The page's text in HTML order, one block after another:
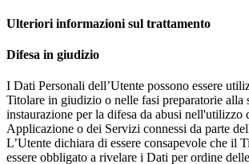
Ulteriori informazioni sul trattamento
Difesa in giudizio
I Dati Personali dell’Utente possono essere
Titolare in giudizio o nelle fasi preparatorie alla
instaurazione per la difesa da abusi nell'utilizzo
Applicazione o dei Servizi connessi da parte
L’Utente dichiara di essere consapevole che il
essere obbligato a rivelare i Dati per ordine